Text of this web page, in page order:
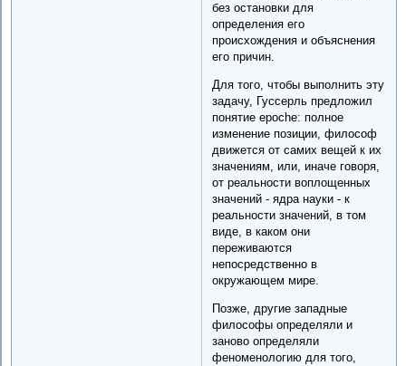
без остановки для
определения его
происхождения и объяснения
его причин.
Для того, чтобы выполнить эту
задачу, Гуссерль предложил
понятие epoche: полное
изменение позиции, философ
движется от самих вещей к их
значениям, или, иначе говоря,
от реальности воплощенных
значений - ядра науки - к
реальности значений, в том
виде, в каком они
переживаются
непосредственно в
окружающем мире.
Позже, другие западные
философы определяли и
заново определяли
феноменологию для того,